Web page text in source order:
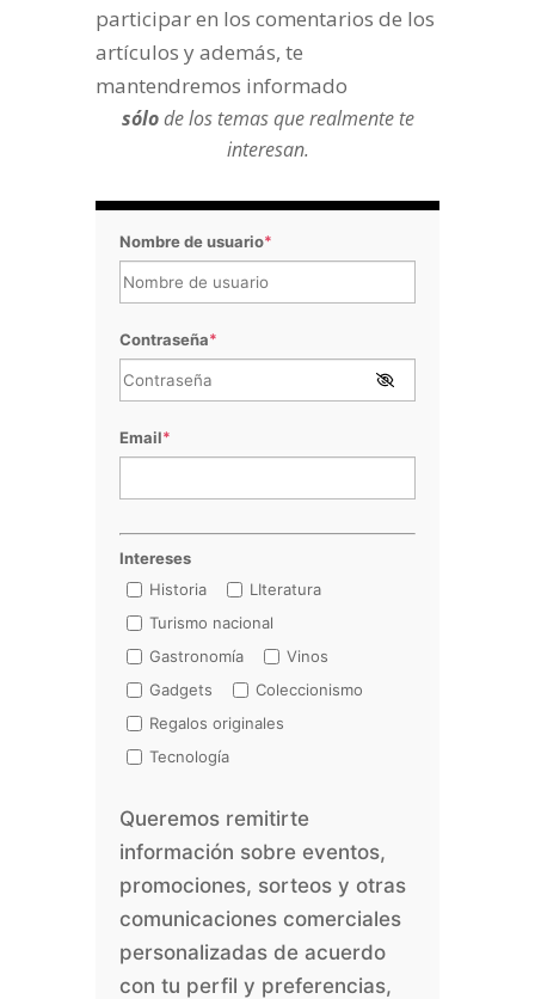
participar en los comentarios de los
artículos y además, te
mantendremos informado
sólode los temas que realmente te
interesan.
Nombre de usuario*
Contraseña*
Email*
Intereses
Historia
LIteratura
Turismo nacional
Gastronomía
Vinos
Gadgets
Coleccionismo
Regalos originales
Tecnología
Queremos remitirte
información sobre eventos,
promociones, sorteos y otras
comunicaciones comerciales
personalizadas de acuerdo
con tu perfil y preferencias,